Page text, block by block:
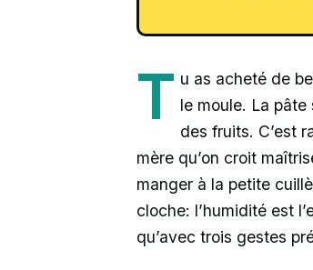
T u as acheté de
le moule. La
des fruits. C’est
mère qu’on croit
manger à la petite
cloche: l’humidité est
qu’avec trois gestes